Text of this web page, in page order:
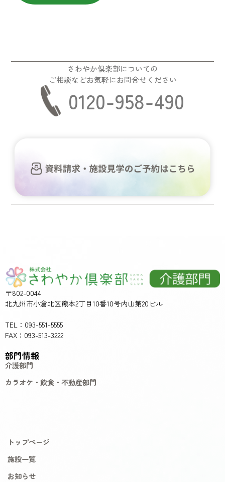
さわやか倶楽部についての
ご相談などお気軽にお問合せください
0120-958-490
〒802-0044
北九州市小倉北区熊本2丁目10番10号内山第20ビル
TEL：093-551-5555
FAX：093-513-3222
部門情報
介護部門
カラオケ・飲食・不動産部門
トップページ
施設一覧
お知らせ